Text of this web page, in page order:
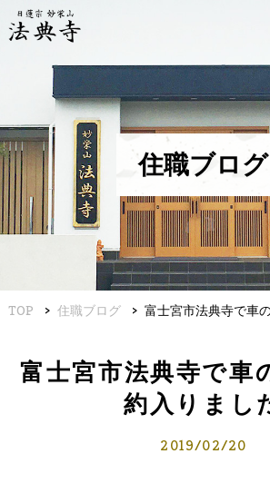
住職ブログ
TOP 住職ブログ 富士宮市法典寺で車
富士宮市法典寺で車
約入りまし
2019/02/20